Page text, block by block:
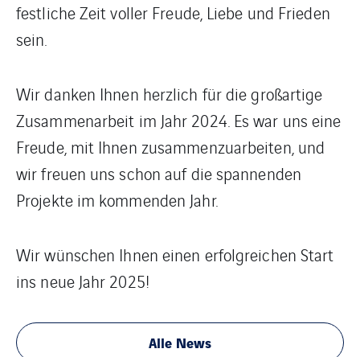
festliche Zeit voller Freude, Liebe und Frieden
sein.
Wir danken Ihnen herzlich für die großartige
Zusammenarbeit im Jahr 2024. Es war uns eine
Freude, mit Ihnen zusammenzuarbeiten, und
wir freuen uns schon auf die spannenden
Projekte im kommenden Jahr.
Wir wünschen Ihnen einen erfolgreichen Start
ins neue Jahr 2025!
Alle News